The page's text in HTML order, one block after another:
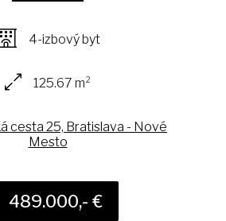
4-izbový byt
125.67 m²
cesta 25, Bratislava - Nové
Mesto
489.000,- €